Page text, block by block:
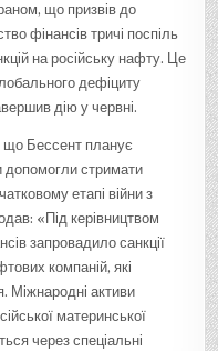
що призвів до
фінансів тричі поспіль
на російську нафту. Це
дефіциту
дію у червні.
що Бессент планує
допомогли стримати
етапі війни з
«Під керівництвом
запровадило санкції
компаній, які
Міжнародні активи
материнської
через спеціальні